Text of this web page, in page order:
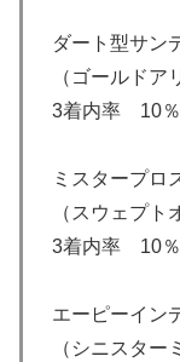
ダート型サン
（ゴールドア
3着内率 10％
ミスタープロ
（スウェプト
3着内率 10％
エーピーイン
（シニスター